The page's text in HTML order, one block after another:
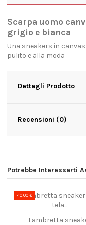
Scarpa uomo
grigio e bianca
Una sneakers in
pulito e alla moda
Dettagli Prodotto
Recensioni (0)
Potrebbe Interessarti
-10,00 €
Lambretta